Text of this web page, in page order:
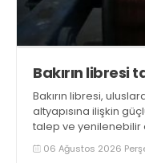
Bakırın libresi
Bakırın libresi,
altyapısına ilişkin
talep ve yenilenebilir
ulaşarak tarihi
06 Ağustos 2026